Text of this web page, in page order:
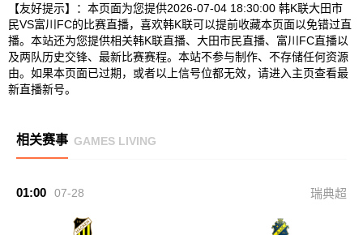
【友好提示】：本页面为您提供2026-07-04 18:30:00 韩K联大田市
民VS富川FC的比赛直播，喜欢韩K联可以提前收藏本页面以免错过直
播。本站还为您提供相关韩K联直播、大田市民直播、富川FC直播以
及两队历史交锋、最新比赛赛程。本站不参与制作、不存储任何资源
由。如果本页面已过期，或者以上信号位都无效，请进入主页查看最
新直播新号。
相关赛事 GAMES LIVING
01:00 07-28 瑞典超